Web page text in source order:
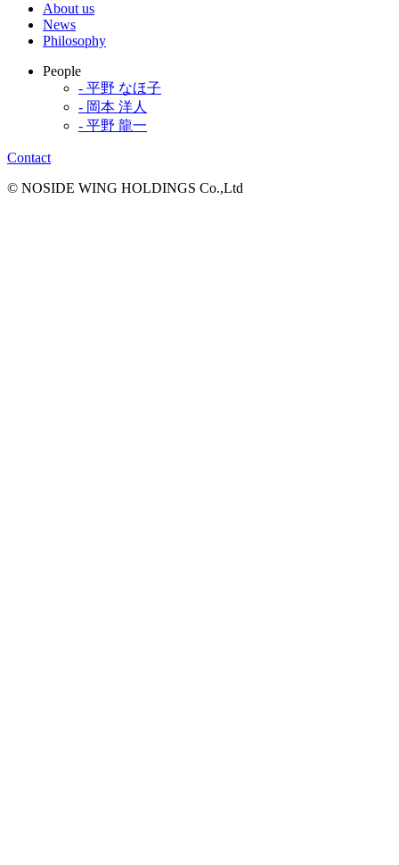
About us
News
Philosophy
People
- 平野 なほ子
- 岡本 洋人
- 平野 龍一
Contact
© NOSIDE WING HOLDINGS Co.,Ltd